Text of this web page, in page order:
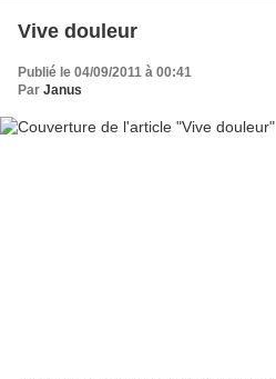
Vive douleur
Publié le 04/09/2011 à 00:41
Par Janus